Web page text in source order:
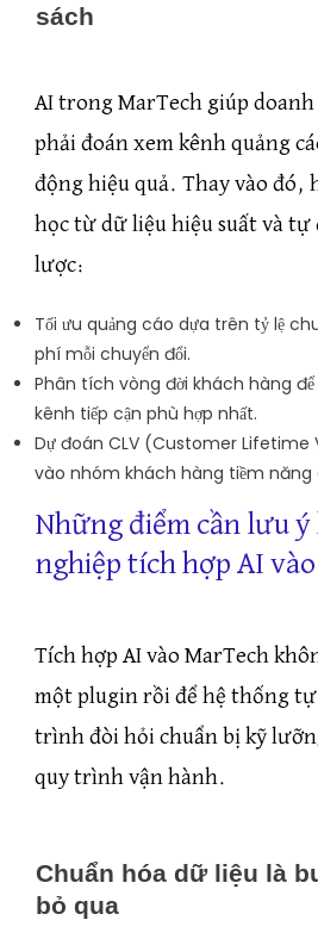
sách
AI trong MarTech giúp
phải đoán xem kênh quảng
động hiệu quả. Thay vào đó,
học từ dữ liệu hiệu suất và tự
lược:
Tối ưu quảng cáo dựa trên tỷ lệ
phí mỗi chuyển đổi.
Phân tích vòng đời khách hàng
kênh tiếp cận phù hợp nhất.
Dự đoán CLV (Customer Lifetime
vào nhóm khách hàng tiềm năng
Những điểm cần lưu ý
nghiệp tích hợp AI
Tích hợp AI vào MarTech
một plugin rồi để hệ thống tự
trình đòi hỏi chuẩn bị kỹ
quy trình vận hành.
Chuẩn hóa dữ liệu là
bỏ qua